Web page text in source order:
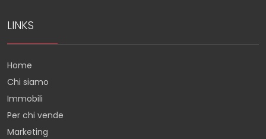
LINKS
Home
Chi siamo
Immobili
Per chi vende
Marketing